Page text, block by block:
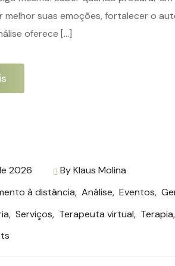
melhor suas emoções, fortalecer o
oferece […]
2026 ByKlaus Molina
à distância, Análise, Eventos,
, Serviços, Terapeuta virtual, Terapia,